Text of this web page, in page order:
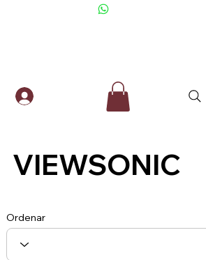
VIEWSONIC
Ordenar